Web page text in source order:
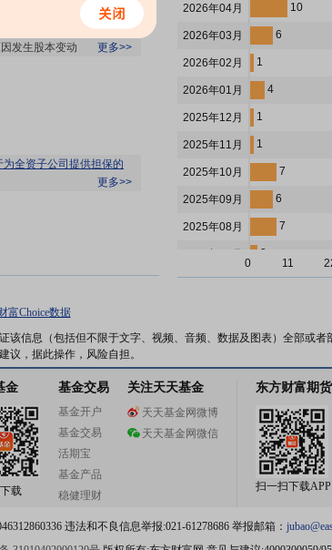
发生股本变动 更多>>
为全资子公司提供担保的
更多>>
发生股本变动 更多>>
强力电子新材料股份有限
更多>>
2026年04月 10
2026年03月 6
2026年02月 1
2026年01月 4
2025年12月 1
2025年11月 1
2025年10月 7
2025年09月 6
2025年08月 7
2
2025年06月 2
2025年04月 9
2025年02月 0
2025年01月 1
1
3
2024年09月 0
0 11
富Choice数据
信息（包括但不限于文字、视频、音频、数据及图表）全部或者
议，据此操作，风险自担。
金
载
基金交易
基金开户
基金交易
活期宝
基金产品
稳健理财
关注天天基金
天天基金网微博
天天基金网微信
东方财富期货
扫一扫下载APP
违法和不良信息举报:021-61278686 举报邮箱：